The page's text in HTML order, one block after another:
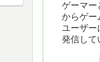
ゲーマー
からゲー
ユーザー
発信して